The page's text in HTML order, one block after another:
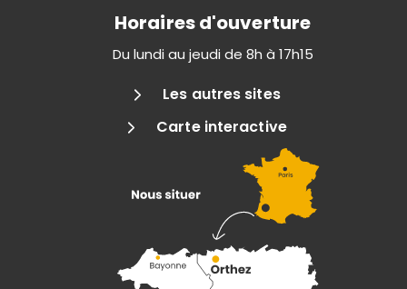
Horaires d'ouverture
Du lundi au jeudi de 8h à 17h15
Les autres sites
Carte interactive